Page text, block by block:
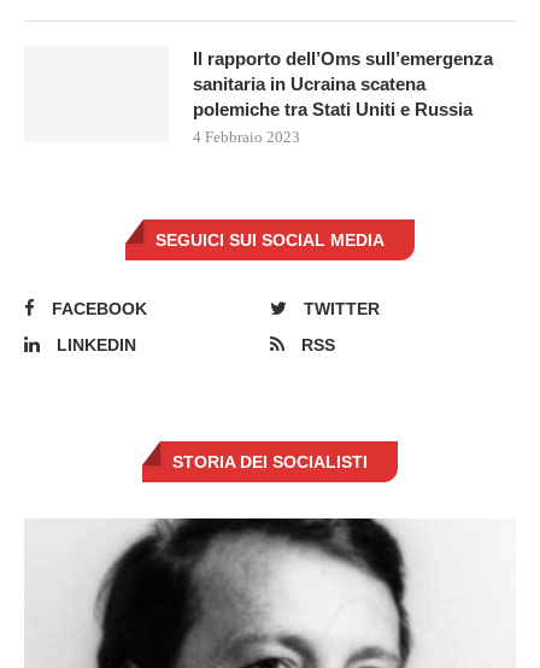
Il rapporto dell’Oms sull’emergenza
sanitaria in Ucraina scatena
polemiche tra Stati Uniti e Russia
4 Febbraio 2023
SEGUICI SUI SOCIAL MEDIA
FACEBOOK
TWITTER
LINKEDIN
RSS
STORIA DEI SOCIALISTI